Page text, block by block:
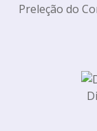
Preleção do